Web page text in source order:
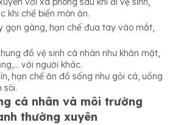
khi chế biến món ăn.
gọn gàng, hạn chế đưa tay vào mắt,
đồ vệ sinh cá nhân như khăn mặt,
với người khác.
hạn chế ăn đồ sống như gỏi cá, uống
sôi.
cá nhân và môi trường
thường xuyên